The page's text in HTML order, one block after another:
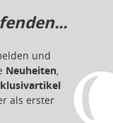
und
Neuheiten,
als erster